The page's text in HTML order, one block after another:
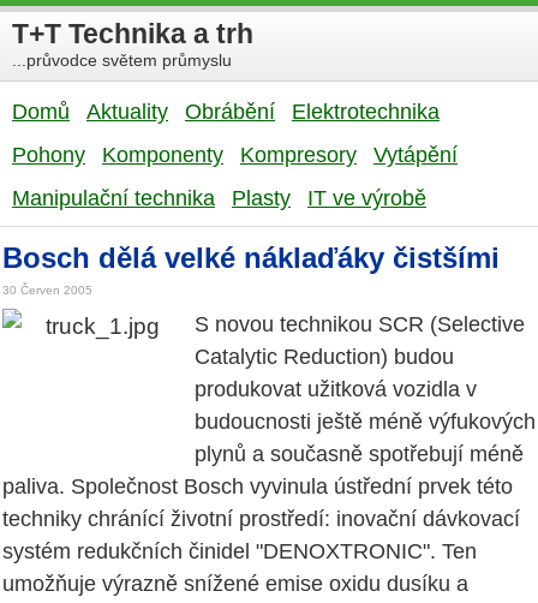
T+T Technika a trh
...průvodce světem průmyslu
Domů Aktuality Obrábění
Elektrotechnika
Pohony
Komponenty Kompresory
Vytápění
Manipulační technika
Plasty IT ve výrobě
Bosch dělá velké náklaďáky čistšími
30 Červen 2005
S novou technikou SCR (Selective
Catalytic Reduction) budou
produkovat užitková vozidla v
budoucnosti ještě méně výfukových
plynů a současně spotřebují méně
paliva. Společnost Bosch vyvinula ústřední prvek této
techniky chránící životní prostředí: inovační dávkovací
systém redukčních činidel "DENOXTRONIC". Ten
umožňuje výrazně snížené emise oxidu dusíku a